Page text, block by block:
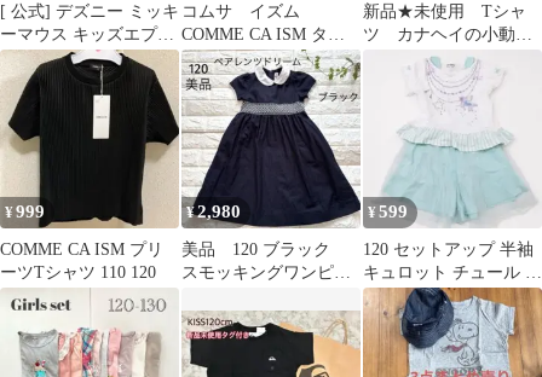
[ 公式] デズニー ミッキ
ーマウス キッズエプロ
ン レッド
コムサ イズム
COMME CA ISM タン
クトップ 120 新品
新品★未使用 Tシャ
ツ カナヘイの小動
物 ピスケ＆うさぎ
カワウソ １２０
¥999
COMME CA ISM プリ
ーツTシャツ 110 120
¥2,980
美品 120 ブラック
スモッキングワンピー
ル お受験
¥599
120 セットアップ 半袖
キュロット チュール フ
ェアリー ユニコーン 女
の子